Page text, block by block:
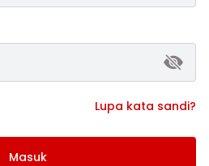
Lupa kata sandi?
Masuk